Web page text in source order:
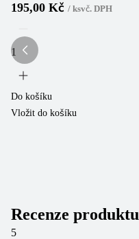
195,00 Kč / ksvč. DPH
Do košíku
Vložit do košíku
Recenze produktu
5